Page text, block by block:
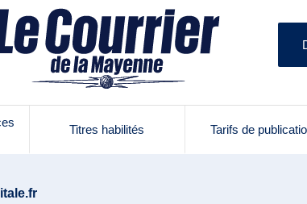
Titres habilités Tarifs de